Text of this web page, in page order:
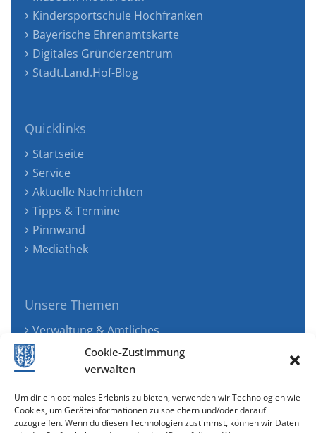
Cookie-Zustimmung
verwalten
Um dir ein optimales Erlebnis zu bieten, verwenden wir Technologien wie
Cookies, um Geräteinformationen zu speichern und/oder darauf
zuzugreifen. Wenn du diesen Technologien zustimmst, können wir Daten
Kindersportschule Hochfranken
Bayerische Ehrenamtskarte
Digitales Gründerzentrum
Stadt.Land.Hof-Blog
Quicklinks
Startseite
Service
Aktuelle Nachrichten
Tipps & Termine
Pinnwand
Mediathek
Unsere Themen
Verwaltung & Amtliches
Jugend, Familie & Gesundheit
Tourismus, Freizeit & Ökologie
Wirtschaft & Verkehr
Senioren & Inklusion